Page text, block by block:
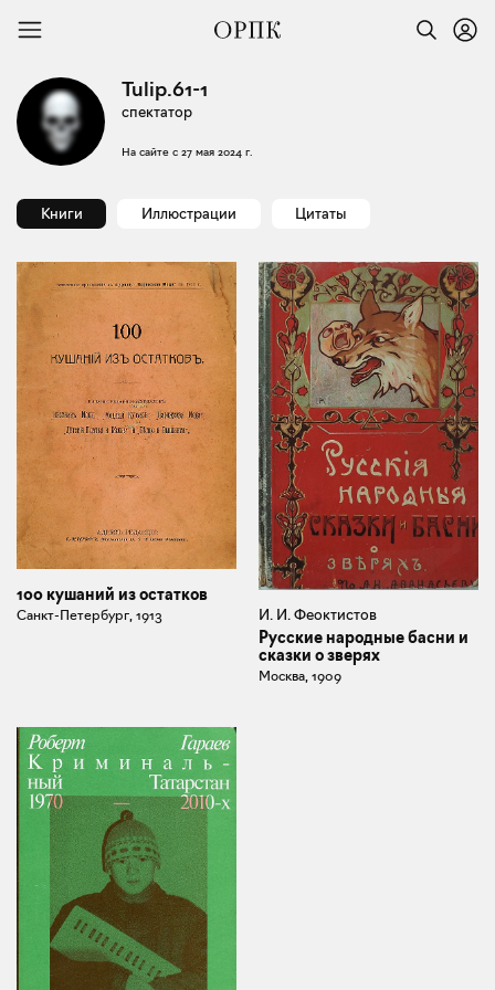
Tulip.61-1
спектатор
На сайте с 27 мая 2024 г.
Книги Иллюстрации Цитаты
100 кушаний из остатков
Санкт-Петербург, 1913 И. И. Феоктистов
Русские народные басни и
сказки о зверях
Москва, 1909